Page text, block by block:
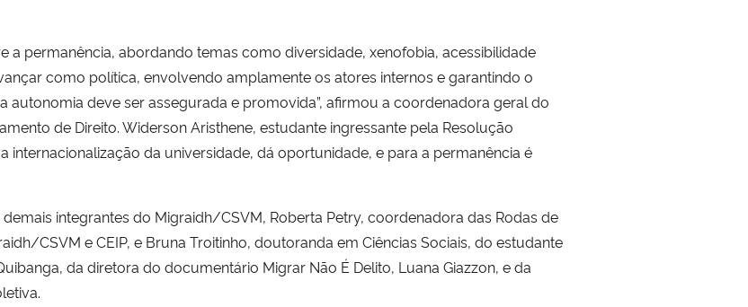
permanência, abordando temas como diversidade, xenofobia, acessibilidade
como política, envolvendo amplamente os atores internos e garantindo o
deve ser assegurada e promovida”, afirmou a coordenadora geral do
de Direito. Widerson Aristhene, estudante ingressante pela Resolução
da universidade, dá oportunidade, e para a permanência é
integrantes do Migraidh/CSVM, Roberta Petry, coordenadora das Rodas de
CSVM e CEIP, e Bruna Troitinho, doutoranda em Ciências Sociais, do estudante
da diretora do documentário Migrar Não É Delito, Luana Giazzon, e da